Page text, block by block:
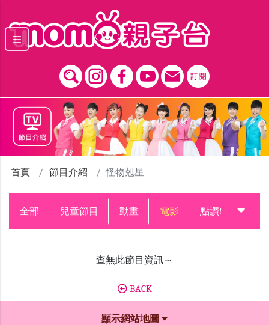
首頁 節目介紹 怪物剋星
全部 兒童節目 動畫 電影 點讚!升級中
查無此節目資訊～
BACK
顯示網站地圖